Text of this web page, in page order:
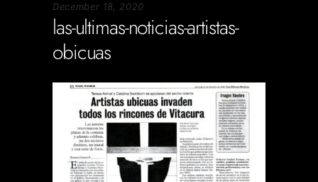
December 18, 2020
las-ultimas-noticias-artistas-
obicuas